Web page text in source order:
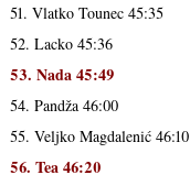
51. Vlatko Tounec 45:35
52. Lacko 45:36
53. Nada 45:49
54. Pandža 46:00
55. Veljko Magdalenić 46:10
56. Tea 46:20